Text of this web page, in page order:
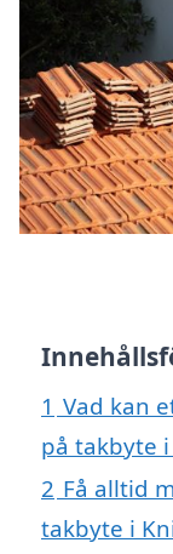
1 Vad kan
på takbyte
2 Få alltid
takbyte i